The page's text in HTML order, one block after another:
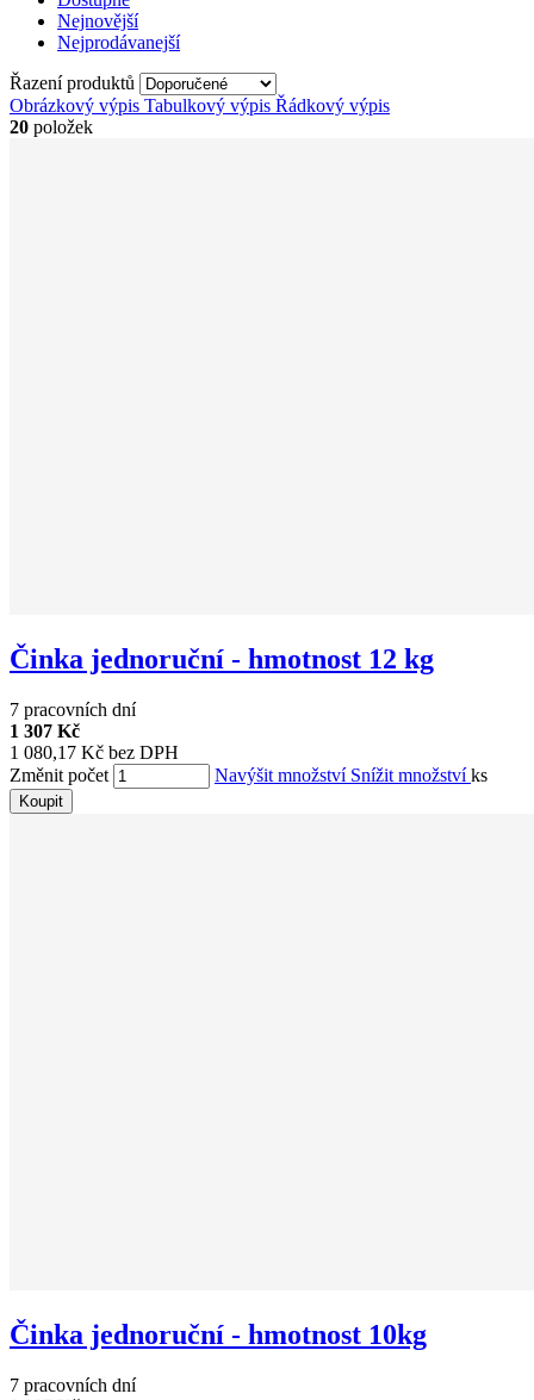
Nejnovější
Nejprodávanejší
Řazení produktů
Obrázkový výpis Tabulkový výpis Řádkový výpis
20 položek
Činka jednoruční - hmotnost 12 kg
7 pracovních dní
1 307 Kč
1 080,17 Kč bez DPH
Změnit počet
Navýšit množství Snížit množstvíks
Koupit
Činka jednoruční - hmotnost 10kg
7 pracovních dní